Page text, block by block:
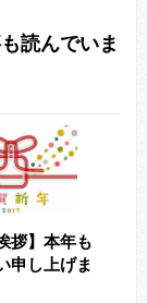
読んでいま
拶】本年も
申し上げま